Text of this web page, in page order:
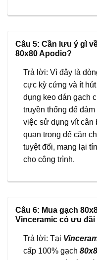
Câu 5: Cần lưu ý gì
80x80 Apodio?
Trả lời: Vì đây là
cực kỳ cứng và ít
dụng keo dán gạch
truyền thống để
việc sử dụng vít cân
quan trọng để căn
tuyệt đối, mang lại
cho công trình.
Câu 6: Mua gạch
Vinceramic có ưu đãi
Trả lời: Tại
cấp 100% gạch